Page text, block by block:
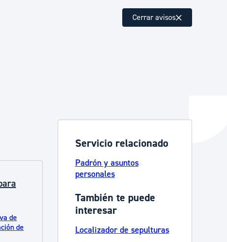
y medioambiente
Cerrar avisos
de
de
Servicio relacionado
Padrón y asuntos
personales
También te puede
interesar
Localizador de sepulturas